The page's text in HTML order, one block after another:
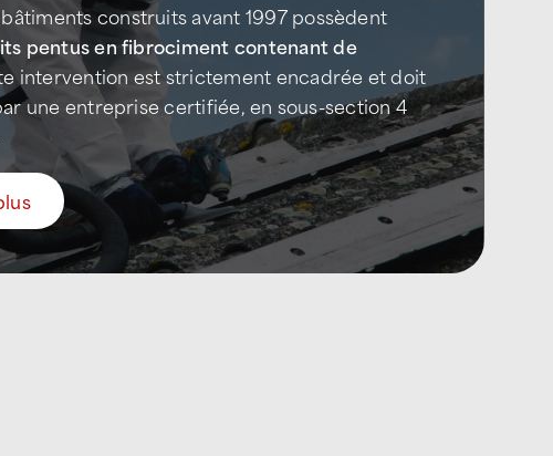
construits avant 1997 possèdent
pentus en fibrociment contenant de
intervention est strictement encadrée et doit
une entreprise certifiée, en sous-section 4